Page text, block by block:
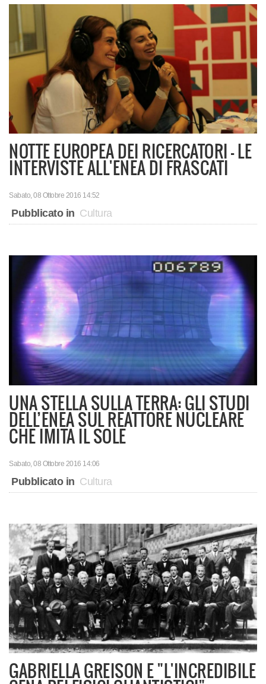
NOTTE EUROPEA DEI RICERCATORI - LE
INTERVISTE ALL'ENEA DI FRASCATI
Sabato, 08 Ottobre 2016 14:52
Pubblicato in Cultura
UNA STELLA SULLA TERRA: GLI STUDI
DELL’ENEA SUL REATTORE NUCLEARE
CHE IMITA IL SOLE
Sabato, 08 Ottobre 2016 14:06
Pubblicato in Cultura
GABRIELLA GREISON E "L'INCREDIBILE